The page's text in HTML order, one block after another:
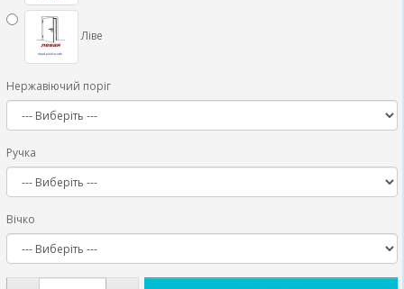
Ліве
Нержавіючий поріг
Ручка
Вічко